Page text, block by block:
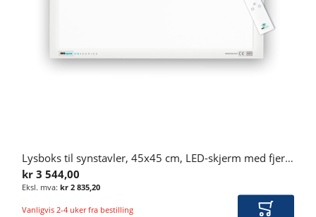
Lysboks til synstavler, 45x45 cm, LED-skjerm med fjernkontroll
kr 3 544,00
kr 2 835,20
Vanligvis 2-4 uker fra bestilling Legg i